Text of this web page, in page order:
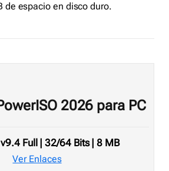
de espacio en disco duro.
2026 para PC
Full | 32/64 Bits | 8 MB
Ver Enlaces